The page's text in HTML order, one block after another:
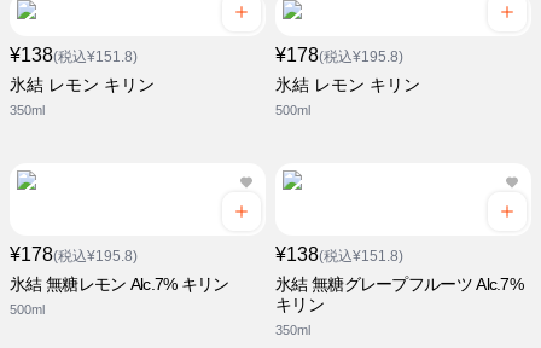
¥138(税込¥151.8)
氷結 レモン キリン
350ml
¥178(税込¥195.8)
氷結 レモン キリン
500ml
¥178(税込¥195.8)
氷結 無糖レモン Alc.7% キリン
500ml
¥138(税込¥151.8)
氷結 無糖グレープフルーツ Alc.7%
キリン
350ml